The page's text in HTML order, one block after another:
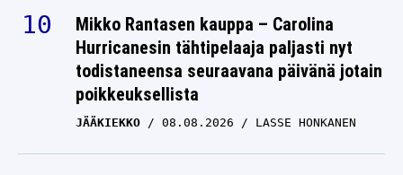
Mikko Rantasen kauppa – Carolina
Hurricanesin tähtipelaaja paljasti nyt
todistaneensa seuraavana päivänä jotain
poikkeuksellista
JÄÄKIEKKO 08.08.2026 LASSE HONKANEN